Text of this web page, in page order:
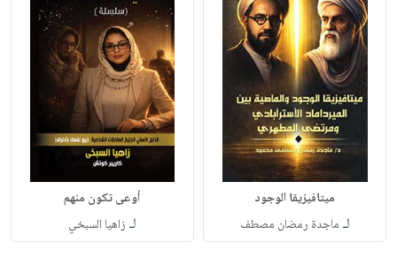
ميتافيزيقا الوجود
لـ ماجدة رمضان مصطف
أوعى تكون منهم
لـ زاهيا السبخي